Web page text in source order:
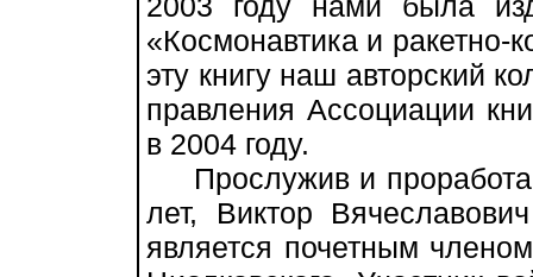
«Космонавтика и
эту книгу наш авторский
правления Ассоциации
в 2004 году.
Прослужив и
лет, Виктор
является почетным